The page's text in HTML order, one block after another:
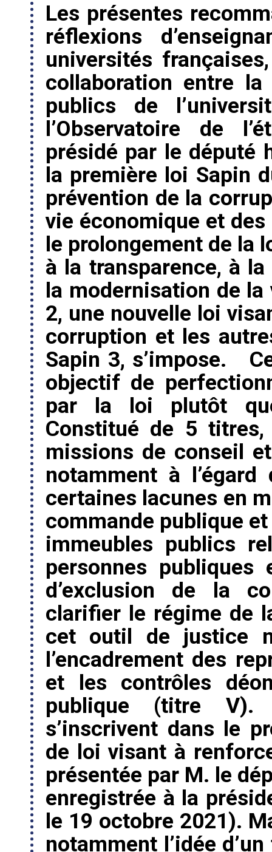
Les présentes
réflexions
universités
collaboration entre
publics de
l’Observatoire de
présidé par le député
la première loi Sapin
prévention de la
vie économique et
le prolongement de la
à la transparence, à
la modernisation de
2, une nouvelle loi
corruption et les
Sapin 3, s’impose.
objectif de
par la loi plutôt
Constitué de 5
missions de conseil
notamment à
certaines lacunes en
commande publique
immeubles publics
personnes
d’exclusion de la
clarifier le régime de
cet outil de justice
l’encadrement des
et les contrôles
publique (titre
s’inscrivent dans le
de loi visant à
présentée par M. le
enregistrée à la
le 19 octobre 2021).
notamment l’idée